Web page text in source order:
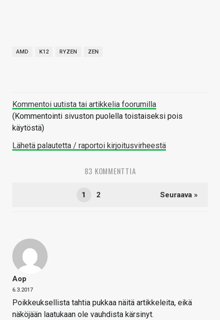
AMD K12 RYZEN ZEN
Kommentoi uutista tai artikkelia foorumilla
(Kommentointi sivuston puolella toistaiseksi pois
käytöstä)
Lähetä palautetta / raportoi kirjoitusvirheestä
83 KOMMENTTIA
1 2 Seuraava »
Aop
6.3.2017
Poikkeuksellista tahtia pukkaa näitä artikkeleita, eikä
näköjään laatukaan ole vauhdista kärsinyt.